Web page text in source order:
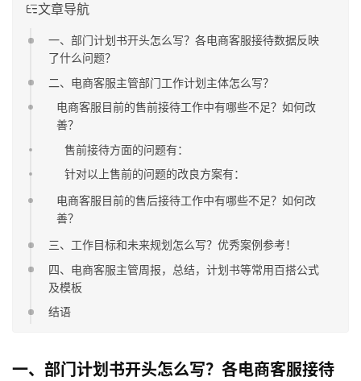
文章导航
一、部门计划书开头怎么写？各电商客服接待数据反映
了什么问题？
二、电商客服主管部门工作计划主体怎么写？
电商客服目前的售前接待工作中有哪些不足？如何改
善？
售前接待方面的问题有：
针对以上售前的问题的改良方案有：
电商客服目前的售后接待工作中有哪些不足？如何改
善？
三、工作目标和未来规划怎么写？优秀案例参考！
四、电商客服主管周报，总结，计划书等常用百搭公式
及模板
结语
一、部门计划书开头怎么写？各电商客服接待